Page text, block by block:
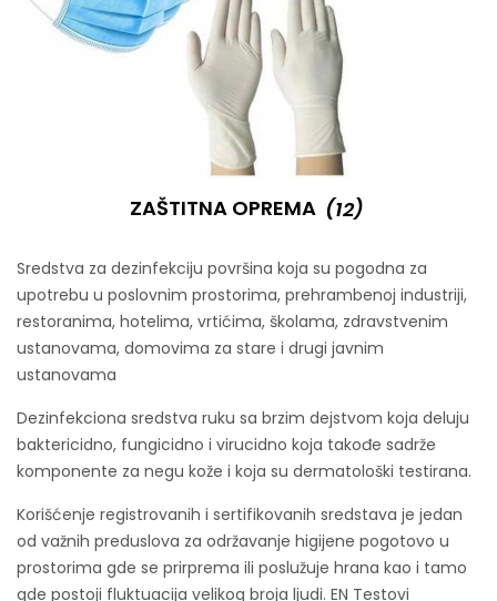
ZAŠTITNA OPREMA (12)
Sredstva za dezinfekciju površina koja su pogodna za
upotrebu u poslovnim prostorima, prehrambenoj industriji,
restoranima, hotelima, vrtićima, školama, zdravstvenim
ustanovama, domovima za stare i drugi javnim
ustanovama
Dezinfekciona sredstva ruku sa brzim dejstvom koja deluju
baktericidno, fungicidno i virucidno koja takođe sadrže
komponente za negu kože i koja su dermatološki testirana.
Korišćenje registrovanih i sertifikovanih sredstava je jedan
od važnih preduslova za održavanje higijene pogotovo u
prostorima gde se prirprema ili poslužuje hrana kao i tamo
gde postoji fluktuacija velikog broja ljudi. EN Testovi